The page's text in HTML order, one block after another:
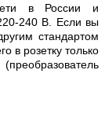
в России и
240 В. Если вы
стандартом
в розетку только